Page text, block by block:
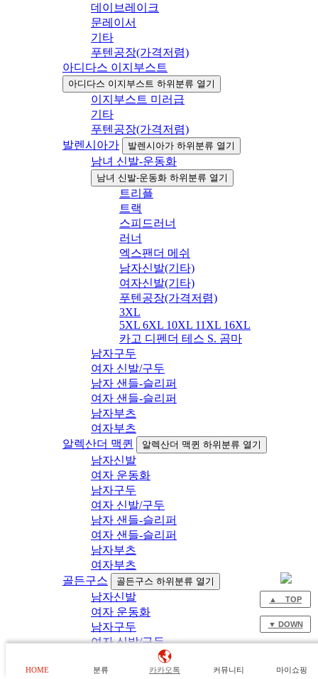
데이브레이크
문레이서
기타
푸텐공장(가격저렴)
아디다스 이지부스트
아디다스 이지부스트 하위분류 열기
이지부스트 미러급
기타
푸텐공장(가격저렴)
발렌시아가
발렌시아가 하위분류 열기
남녀 신발-운동화
남녀 신발-운동화 하위분류 열기
트리플
트랙
스피드러너
러너
엑스팬더 메쉬
남자신발(기타)
여자신발(기타)
푸텐공장(가격저렴)
3XL
5XL 6XL 10XL 11XL 16XL
카고 디펜더 테스 S. 곰마
남자구두
여자 신발/구두
남자 샌들-슬리퍼
여자 샌들-슬리퍼
남자부츠
여자부츠
알렉산더 맥퀸
알렉산더 맥퀸 하위분류 열기
남자신발
여자 운동화
남자구두
여자 신발/구두
남자 샌들-슬리퍼
여자 샌들-슬리퍼
남자부츠
여자부츠
골든구스
골든구스 하위분류 열기
남자신발
여자 운동화
남자구두
여자 신발/구두
남자 샌들-슬리퍼
여자 샌들-슬리퍼
HOME 분류 카카오톡 커뮤니티 마이쇼핑
▲ TOP
▼ DOWN